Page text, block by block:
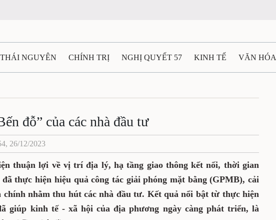
NGUYÊN CHÍNH TRỊ NGHỊ QUYẾT 57 KINH TẾ VĂN HÓA
QUỐC TẾ TÀI NGUYÊN - MÔI TRƯỜNG
VĂN NGHỆ THÁI NGUYÊN
đỗ” của các nhà đầu tư
26/12/2023
thuận lợi về vị trí địa lý, hạ tầng giao thông kết nối, thời gian
đã thực hiện hiệu quả công tác giải phóng mặt bằng (GPMB), cải
chính nhằm thu hút các nhà đầu tư. Kết quả nổi bật từ thực hiện
giúp kinh tế - xã hội của địa phương ngày càng phát triển, là